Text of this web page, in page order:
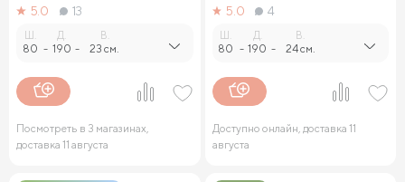
5.0
13
80 -
Д.
190 -
В.
23 см.
Посмотреть в 3 магазинах,
доставка 11 августа
5.0
4
80 -
Д.
190 -
В.
24 см.
Доступно онлайн, доставка 11
августа